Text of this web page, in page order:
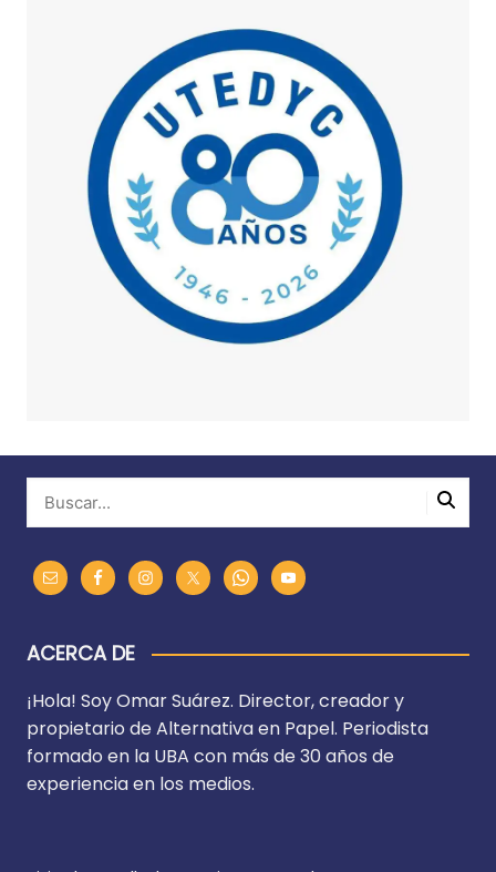
ACERCA DE
¡Hola! Soy Omar Suárez. Director, creador y
propietario de Alternativa en Papel. Periodista
formado en la UBA con más de 30 años de
experiencia en los medios.